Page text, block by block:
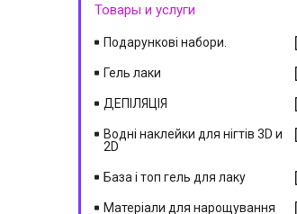
Товары и услуги
Подарункові набори.
Гель лаки
ДЕПІЛЯЦІЯ
Водні наклейки для нігтів 3D и
2D
База і топ гель для лаку
Матеріали для нарощування